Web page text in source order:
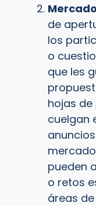
de
los
o
que les
hojas
cuelgan
pueden
o retos
áreas